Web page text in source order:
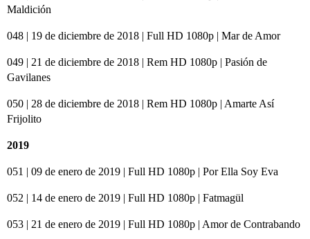
Maldición
048 | 19 de diciembre de 2018 | Full HD 1080p | Mar de Amor
049 | 21 de diciembre de 2018 | Rem HD 1080p | Pasión de
Gavilanes
050 | 28 de diciembre de 2018 | Rem HD 1080p | Amarte Así
Frijolito
2019
051 | 09 de enero de 2019 | Full HD 1080p | Por Ella Soy Eva
052 | 14 de enero de 2019 | Full HD 1080p | Fatmagül
053 | 21 de enero de 2019 | Full HD 1080p | Amor de Contrabando